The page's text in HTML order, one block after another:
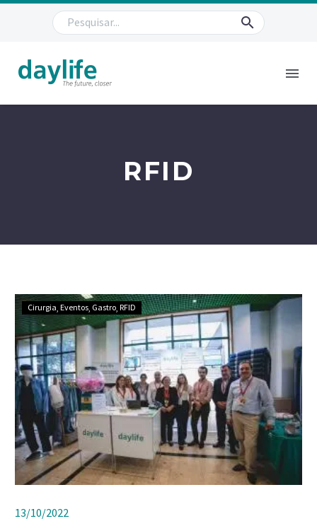
RFID
Cirurgia Eventos Gastro RFID
13/10/2022